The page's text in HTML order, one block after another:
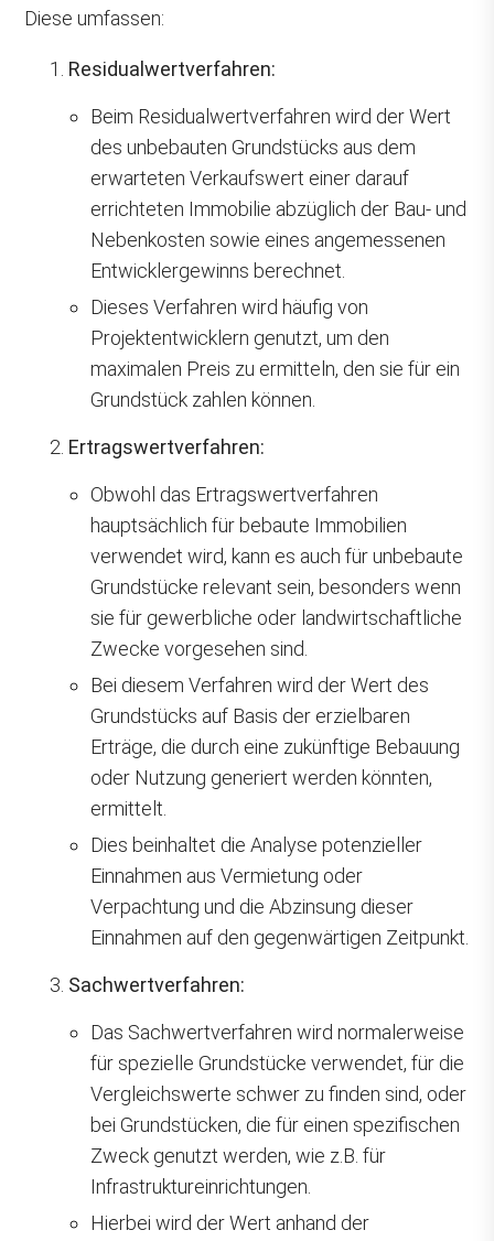
Diese umfassen:
Residualwertverfahren:
Beim Residualwertverfahren wird der Wert
des unbebauten Grundstücks aus dem
erwarteten Verkaufswert einer darauf
errichteten Immobilie abzüglich der Bau- und
Nebenkosten sowie eines angemessenen
Entwicklergewinns berechnet.
Dieses Verfahren wird häufig von
Projektentwicklern genutzt, um den
maximalen Preis zu ermitteln, den sie für ein
Grundstück zahlen können.
Ertragswertverfahren:
Obwohl das Ertragswertverfahren
hauptsächlich für bebaute Immobilien
verwendet wird, kann es auch für unbebaute
Grundstücke relevant sein, besonders wenn
sie für gewerbliche oder landwirtschaftliche
Zwecke vorgesehen sind.
Bei diesem Verfahren wird der Wert des
Grundstücks auf Basis der erzielbaren
Erträge, die durch eine zukünftige Bebauung
oder Nutzung generiert werden könnten,
ermittelt.
Dies beinhaltet die Analyse potenzieller
Einnahmen aus Vermietung oder
Verpachtung und die Abzinsung dieser
Einnahmen auf den gegenwärtigen Zeitpunkt.
Sachwertverfahren:
Das Sachwertverfahren wird normalerweise
für spezielle Grundstücke verwendet, für die
Vergleichswerte schwer zu finden sind, oder
bei Grundstücken, die für einen spezifischen
Zweck genutzt werden, wie z.B. für
Infrastruktureinrichtungen.
Hierbei wird der Wert anhand der